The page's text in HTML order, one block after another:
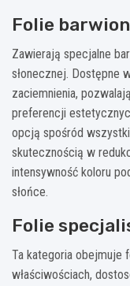
Folie
Zawierają specjalne
słonecznej. Dostępne
zaciemnienia,
preferencji
opcją spośród
skutecznością w
intensywność koloru
słońce.
Folie
Ta kategoria obejmuje
właściwościach,